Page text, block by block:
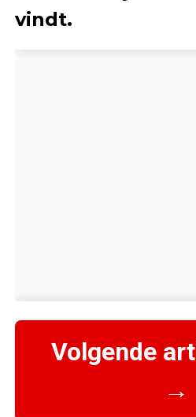
vindt.
Volgende
→